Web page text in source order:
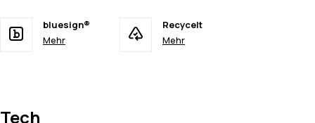
bluesign®
Mehr
Recycelt
Mehr
Tech